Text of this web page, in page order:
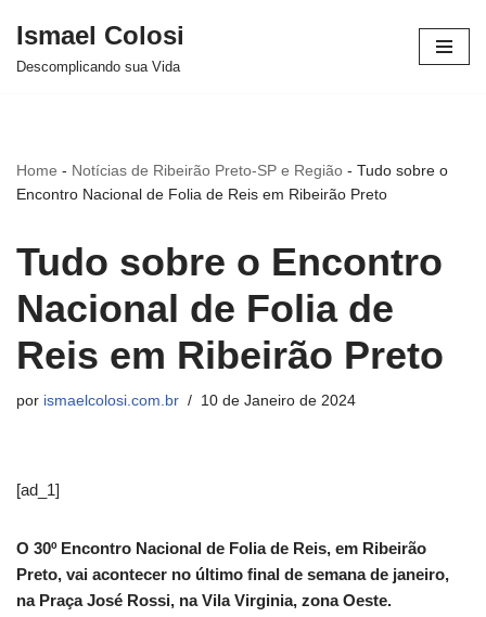
Avançar
Ismael Colosi
Descomplicando sua Vida
Home - Notícias de Ribeirão Preto-SP e Região - Tudo sobre o
Encontro Nacional de Folia de Reis em Ribeirão Preto
Tudo sobre o Encontro
Nacional de Folia de
Reis em Ribeirão Preto
por ismaelcolosi.com.br 10 de Janeiro de 2024
[ad_1]
O 30º Encontro Nacional de Folia de Reis, em Ribeirão
Preto, vai acontecer no último final de semana de janeiro,
na Praça José Rossi, na Vila Virginia, zona Oeste.